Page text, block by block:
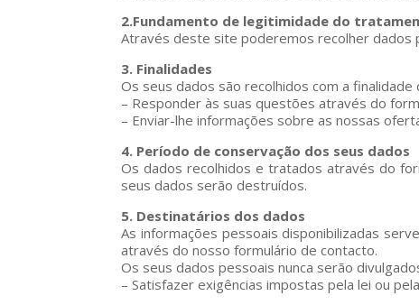
2.Fundamento de legitimidade do
Através deste site poderemos recolher dados
3. Finalidades
Os seus dados são recolhidos com a finalidade
– Responder às suas questões através do
– Enviar-lhe informações sobre as nossas
4. Período de conservação dos seus dados
Os dados recolhidos e tratados através do
seus dados serão destruídos.
5. Destinatários dos dados
As informações pessoais disponibilizadas
através do nosso formulário de contacto.
Os seus dados pessoais nunca serão
– Satisfazer exigências impostas pela lei ou